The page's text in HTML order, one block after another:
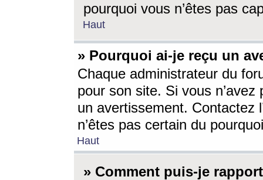
pourquoi vous n’êtes pas
Haut
» Pourquoi ai-je reçu un
Chaque administrateur du
pour son site. Si vous
un avertissement. Contactez
n’êtes pas certain du
Haut
» Comment puis-je